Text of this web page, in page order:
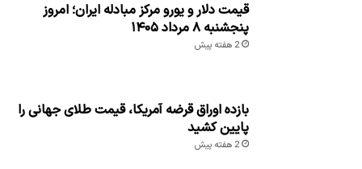
قیمت دلار و یورو مرکز مبادله ایران؛ امروز
پنجشنبه ۸ مرداد ۱۴۰۵
2 هفته پیش
بازده اوراق قرضه آمریکا، قیمت طلای جهانی را
پایین کشید
2 هفته پیش